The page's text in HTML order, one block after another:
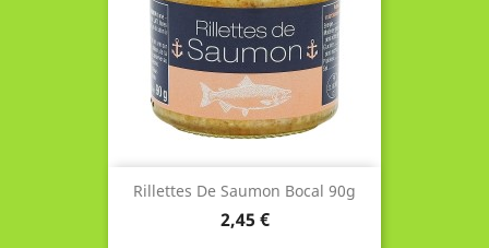
Rillettes De Saumon Bocal 90g
Prix
2,45 €